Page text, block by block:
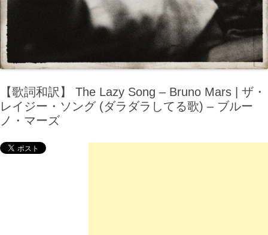
【歌詞和訳】 The Lazy Song – Bruno Mars | ザ・
レイジー・ソング (ダラダラしてる歌) – ブルー
ノ・マーズ